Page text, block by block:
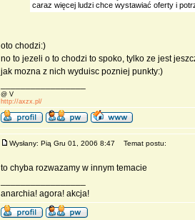
caraz więcej ludzi chce wystawiać oferty i
oto chodzi:)
no to jezeli o to chodzi to spoko, tylko ze jest
jak mozna z nich wyduisc pozniej punkty:)
@ V
http://axzx.pl/
Wysłany: Pią Gru 01, 2006 8:47 Temat postu:
to chyba rozwazamy w innym temacie
anarchia! agora! akcja!